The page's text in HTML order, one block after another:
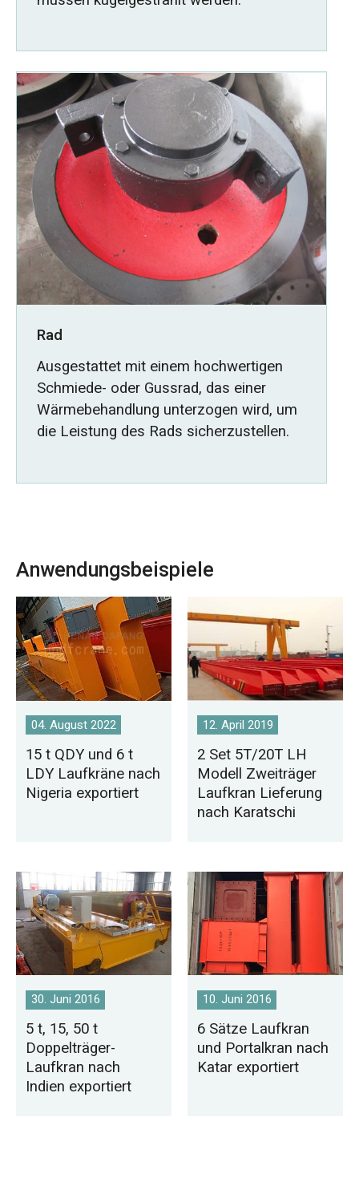
Rad
Ausgestattet mit einem hochwertigen
Schmiede- oder Gussrad, das einer
Wärmebehandlung unterzogen wird, um
die Leistung des Rads sicherzustellen.
Anwendungsbeispiele
04. August 2022
15 t QDY und 6 t
LDY Laufkräne nach
Nigeria exportiert
12. April 2019
2 Set 5T/20T LH
Modell Zweiträger
Laufkran Lieferung
nach Karatschi
30. Juni 2016
5 t, 15, 50 t
Doppelträger-
Laufkran nach
Indien exportiert
10. Juni 2016
6 Sätze Laufkran
und Portalkran nach
Katar exportiert